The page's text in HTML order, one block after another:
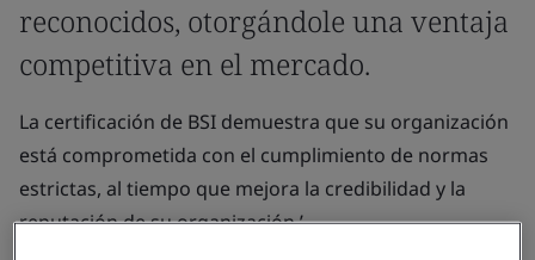
reconocidos, otorgándole una ventaja
competitiva en el mercado.
La certificación de BSI demuestra que su organización
está comprometida con el cumplimiento de normas
estrictas, al tiempo que mejora la credibilidad y la
reputación de su organización.’